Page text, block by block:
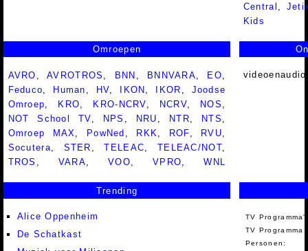
Central
Kids
Omroepen
AVRO ,AVROTROS , BNN , BNNVARA, EO,
Feduco, Human , HV, IKON , IKOR , Joodse
Omroep, KRO, KRO-NCRV, NCRV, NOS ,
NOT School TV, NPS , NRU , NTR, NTS ,
Omroep MAX, PowNed , RKK, ROF, RVU,
Socutera, STER ,TELEAC, TELEAC/NOT,
TROS , VARA,VOO,VPRO,WNL
Trending
Alice Oppenheim
De Schatkast
TV
TV Programma
Personen: